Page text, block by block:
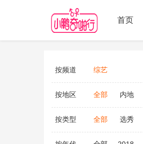
首页
按频道 综艺
按地区 全部 内地
按类型 全部 选秀